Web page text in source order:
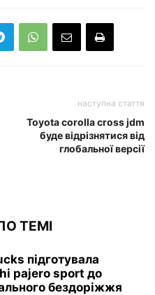
наступна стаття
Toyota corolla cross jdm
буде відрізнятися від
глобальної версії
ТЕМІ
підготувала
pajero sport до
бездоріжжя